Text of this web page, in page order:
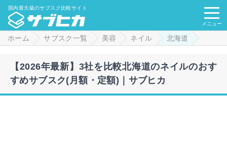
国内最大級のサブスク比較サイト
メニュー
ホーム サブスク一覧 美容 ネイル 北海道
【2026年最新】3社を比較北海道のネイルのおす
すめサブスク(月額・定額)｜サブヒカ